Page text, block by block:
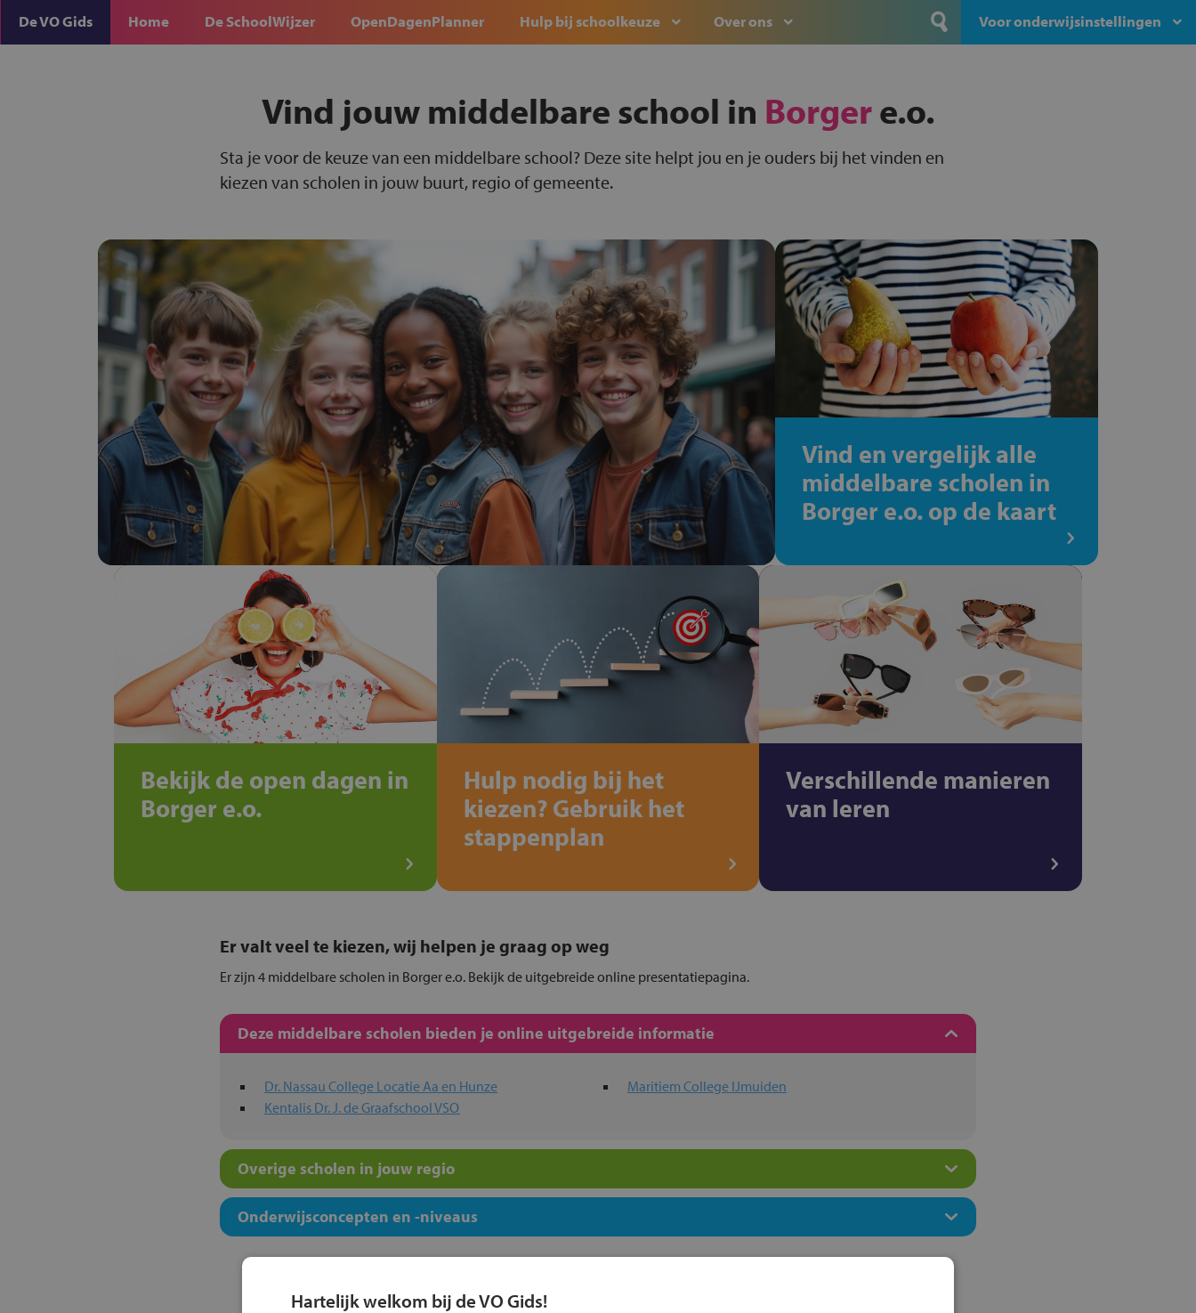
De VO Gids Home De SchoolWijzer OpenDagenPlanner Hulp bij schoolkeuze Over ons Voor onderwijsinstellingen
Vind jouw middelbare school in Borgere.o.
Sta je voor de keuze van een middelbare school? Deze site helpt jou en je ouders bij het vinden en
kiezen van scholen in jouw buurt, regio of gemeente.
Vind en vergelijk alle
middelbare scholen in
Borger e.o. op de kaart
Bekijk de open dagen in
Borger e.o.
Hulp nodig bij het
kiezen? Gebruik het
stappenplan
Verschillende manieren
van leren
Er valt veel te kiezen, wij helpen je graag op weg
Er zijn 4 middelbare scholen in Borger e.o. Bekijk de uitgebreide online presentatiepagina.
Deze middelbare scholen bieden je online uitgebreide informatie
Dr. Nassau College Locatie Aa en Hunze
Kentalis Dr. J. de Graafschool VSO
Maritiem College IJmuiden
Overige scholen in jouw regio
Onderwijsconcepten en -niveaus
Hartelijk welkom bij de VO Gids!